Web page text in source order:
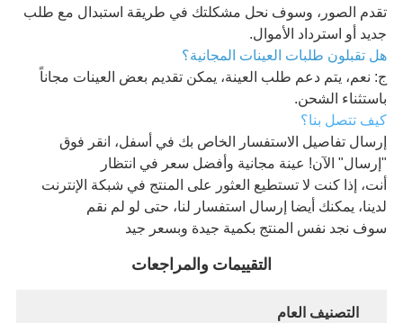
تقدم الصور، وسوف نحل مشكلتك في طريقة استبدال مع طلب
جديد أو استرداد الأموال.
هل تقبلون طلبات العينات المجانية؟
ج: نعم، يتم دعم طلب العينة، يمكن تقديم بعض العينات مجاناً
باستثناء الشحن.
كيف تتصل بنا؟
إرسال تفاصيل الاستفسار الخاص بك في أسفل، انقر فوق
"إرسال" الآن! عينة مجانية وأفضل سعر في انتظار
أنت، إذا كنت لا تستطيع العثور على المنتج في شبكة الإنترنت
لدينا، يمكنك أيضا إرسال استفسار لنا، حتى لو لم نقم
سوف نجد نفس المنتج بكمية جيدة وبسعر جيد
التقييمات والمراجعات
التصنيف العام